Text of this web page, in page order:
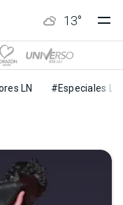
13°
LN #Especiales LN